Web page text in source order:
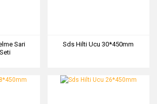
Sari
Sds Hilti Ucu 30*450mm